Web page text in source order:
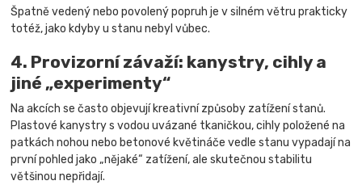
Špatně vedený nebo povolený popruh je v silném větru prakticky
totéž, jako kdyby u stanu nebyl vůbec.
4. Provizorní závaží: kanystry, cihly a
jiné „experimenty“
Na akcích se často objevují kreativní způsoby zatížení stanů.
Plastové kanystry s vodou uvázané tkaničkou, cihly položené na
patkách nohou nebo betonové květináče vedle stanu vypadají na
první pohled jako „nějaké“ zatížení, ale skutečnou stabilitu
většinou nepřidají.